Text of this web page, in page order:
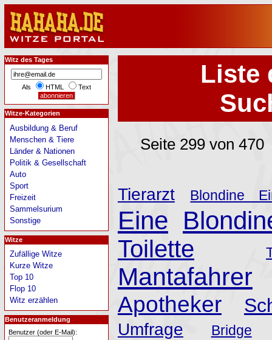
Liste
Seite 299 von 470
Tierarzt Blondine
Eine
Toilette
Mantafahrer
Apotheker
Umfrage Bridge
Witz des Tages
Als HTML Text
Witze-Kategorien
Ausbildung & Beruf
Menschen & Tiere
Länder & Nationen
Politik & Gesellschaft
Auto
Sport
Freizeit
Sammelsurium
Sonstige
Witze
Zufällige Witze
Kurze Witze
Top 10
Flop 10
Witz erzählen
Benutzeranmeldung
Benutzer (oder E-Mail):